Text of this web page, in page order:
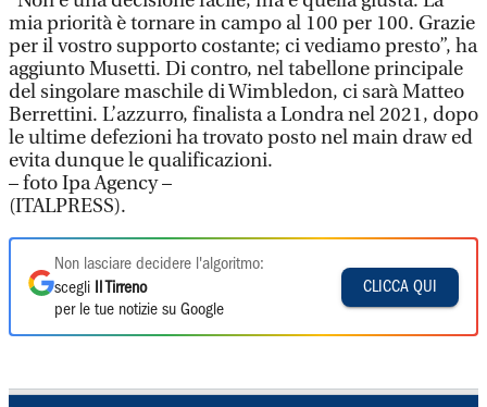
mia priorità è tornare in campo al 100 per 100. Grazie
per il vostro supporto costante; ci vediamo presto”, ha
aggiunto Musetti. Di contro, nel tabellone principale
del singolare maschile di Wimbledon, ci sarà Matteo
Berrettini. L’azzurro, finalista a Londra nel 2021, dopo
le ultime defezioni ha trovato posto nel main draw ed
evita dunque le qualificazioni.
– foto Ipa Agency –
(ITALPRESS).
Non lasciare decidere l'algoritmo:
scegli
Il Tirreno
per le tue notizie su Google
CLICCA QUI